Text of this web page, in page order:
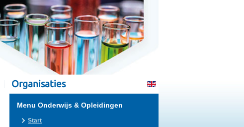
Organisaties
Menu Onderwijs & Opleidingen
Start